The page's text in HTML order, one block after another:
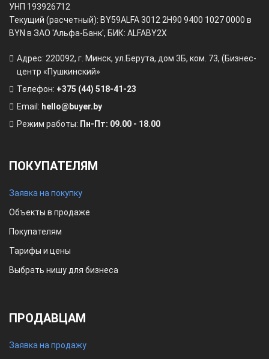
УНП 193926712
Текущий (расчетный): BY59ALFA 3012 2H90 9400 1027 0000 в
BYN в ЗАО 'Альфа-Банк', БИК: ALFABY2X
Адрес: 220092, г. Минск, ул.Берута, дом 3Б, ком. 73, (Бизнес-
центр «Пушкинский»
Телефон: +375 (44) 518-41-23
Email: hello@buyer.by
Режим работы: Пн-Пт: 09.00 - 18.00
ПОКУПАТЕЛЯМ
Заявка на покупку
Объекты в продаже
Покупателям
Тарифы и цены
Выбрать нишу для бизнеса
ПРОДАВЦАМ
Заявка на продажу